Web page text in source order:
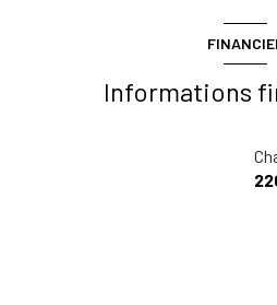
Informations